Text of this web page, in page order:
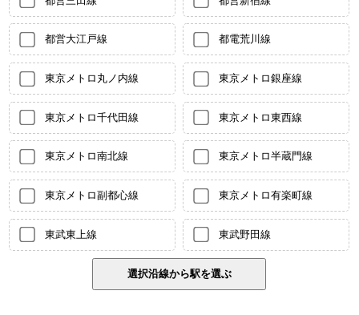
都営大江戸線 都電荒川線
東京メトロ丸ノ内線 東京メトロ銀座線
東京メトロ千代田線 東京メトロ東西線
東京メトロ南北線 東京メトロ半蔵門線
東京メトロ副都心線 東京メトロ有楽町線
東武東上線 東武野田線